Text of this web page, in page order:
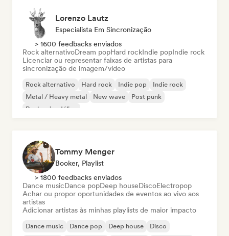
Lorenzo Lautz
Especialista Em Sincronização
> 1600 feedbacks enviados
Rock alternativoDream popHard rockIndie popIndie rock
Licenciar ou representar faixas de artistas para
sincronização de imagem/vídeo
Rock alternativo Hard rock Indie pop
Indie rock
Metal / Heavy metal
New wave
Post punk
Rock psicodélico
Tommy Menger
Booker, Playlist
> 1800 feedbacks enviados
Dance musicDance popDeep houseDiscoElectropop
Achar ou propor oportunidades de eventos ao vivo aos
artistas
Adicionar artistas às minhas playlists de maior impacto
Dance music Dance pop Deep house
Disco